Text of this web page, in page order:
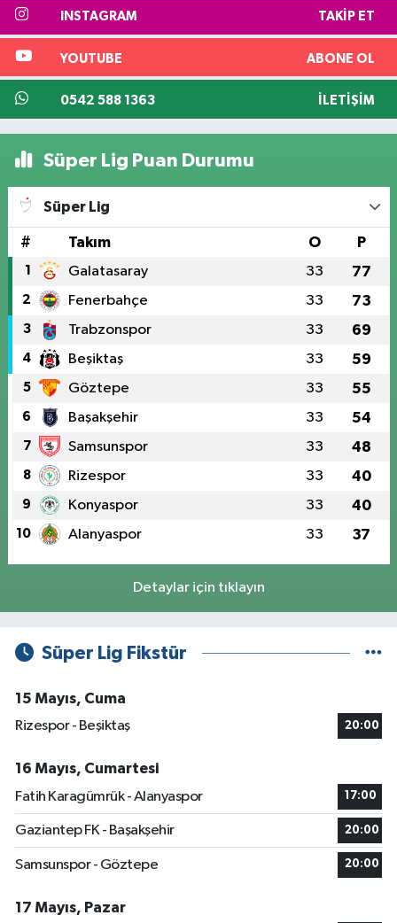
INSTAGRAM TAKIP ET
YOUTUBE ABONE OL
0542 588 1363 İLETIŞIM
Süper Lig Puan Durumu
Süper Lig
# Takım O P
1 Galatasaray 33 77
2 Fenerbahçe 33 73
3 Trabzonspor 33 69
4 Beşiktaş 33 59
5 Göztepe 33 55
6 Başakşehir 33 54
7 Samsunspor 33 48
8 Rizespor 33 40
9 Konyaspor 33 40
10 Alanyaspor 33 37
Detaylar için tıklayın
Süper Lig Fikstür
15 Mayıs, Cuma
Rizespor - Beşiktaş
20:00
16 Mayıs, Cumartesi
Fatih Karagümrük - Alanyaspor
17:00
Gaziantep FK - Başakşehir 20:00
Samsunspor - Göztepe 20:00
17 Mayıs, Pazar